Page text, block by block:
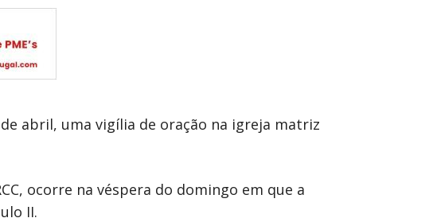
abril, uma vigília de oração na igreja matriz
ocorre na véspera do domingo em que a
II.